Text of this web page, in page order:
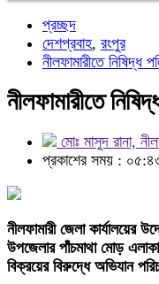
প্রচ্ছদ
দেশপ্রবাহ, রংপুর
নীলফামারীতে নিষিদ্ধ
নীলফামারীতে
মোঃ মাসুদ রানা,
প্রকাশের সময় :
নীলফামারী জেলা কার্যালয়ের
উপজেলার পাঁচমাথা মোড়
বিক্রয়ের বিরুদ্ধে অভিযান